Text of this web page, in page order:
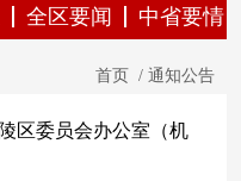
全区要闻 中省要情
首页 / 通知公告
区委员会办公室（机